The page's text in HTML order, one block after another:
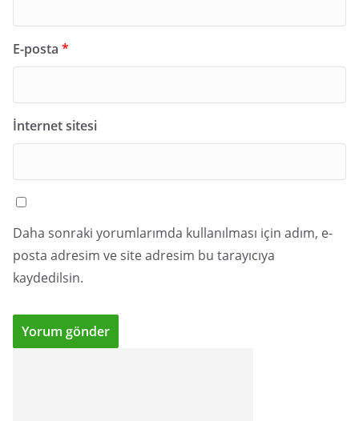
E-posta *
İnternet sitesi
Daha sonraki yorumlarımda kullanılması için adım, e-
posta adresim ve site adresim bu tarayıcıya
kaydedilsin.